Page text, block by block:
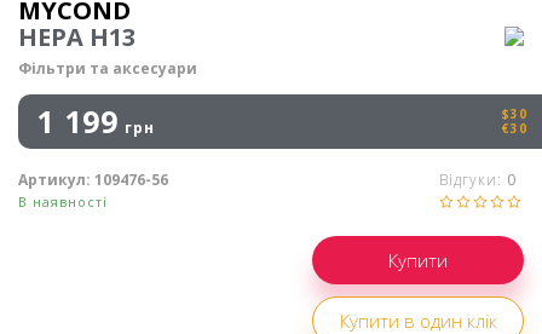
Осушувач повітря
MYCOND
HEPA H13
Фільтри та аксесуари
1 199 грн
$30
€30
В наявності
Відгуки: 0
Артикул: 109476-56
Купити в один клік